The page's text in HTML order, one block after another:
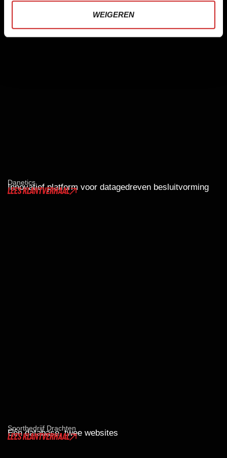
WEIGEREN
Danetics
Innovatief platform voor datagedreven besluitvorming
LEES KLANTVERHAAL
Sportbedrijf Drachten
Eén database, twee websites
LEES KLANTVERHAAL